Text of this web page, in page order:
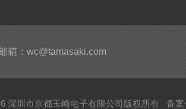
箱：wc@tamasaki.com
深圳市京都玉崎电子有限公司版权所有 备案